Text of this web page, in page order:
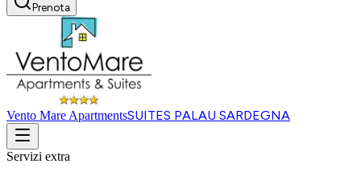
Prenota
Vento Mare ApartmentsSUITES PALAU SARDEGNA
Servizi extra